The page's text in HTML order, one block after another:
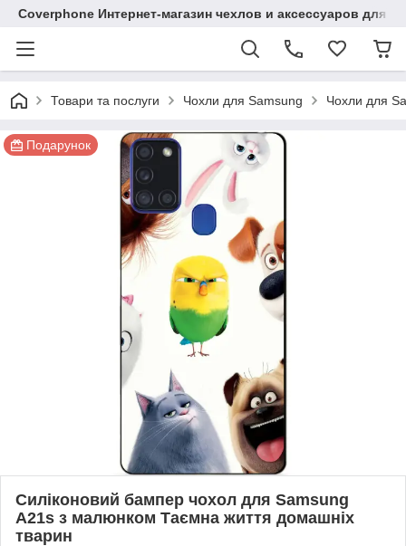
Coverphone Интернет-магазин чехлов и аксессуаров для
Товари та послуги Чохли для Samsung Чохли для
Подарунок
Силіконовий бампер чохол для Samsung
A21s з малюнком Таємна життя домашніх
тварин